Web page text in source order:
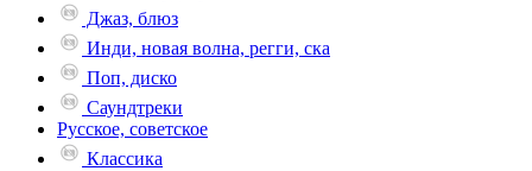
Джаз, блюз
Инди, новая волна, регги, ска
Поп, диско
Саундтреки
Русское, советское
Классика